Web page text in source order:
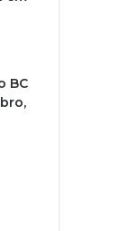
BC